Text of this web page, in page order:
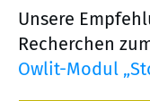
Unsere
Recherchen
Owlit-Modul